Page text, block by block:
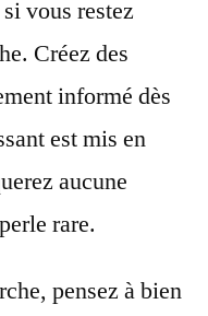
vous restez
Créez des
informé dès
est mis en
aucune
rare.
pensez à bien